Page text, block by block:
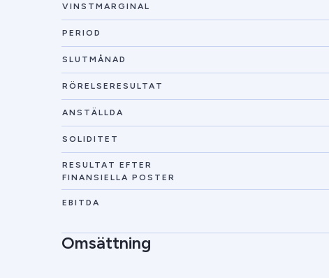
VINSTMARGINAL
PERIOD
SLUTMÅNAD
RÖRELSERESULTAT
ANSTÄLLDA
SOLIDITET
RESULTAT EFTER
FINANSIELLA POSTER
EBITDA
Omsättning